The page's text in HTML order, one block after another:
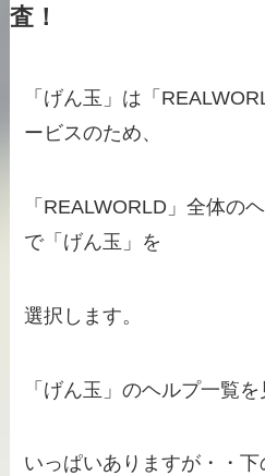
査！
「げん玉」は「
ービスのため、
「REALWORLD」全体の
で「げん玉」を
選択します。
「げん玉」のヘルプ一覧
いっぱいありますが・・